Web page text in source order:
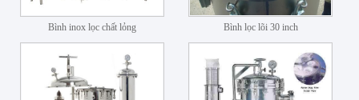
Bình inox lọc chất lỏng Bình lọc lõi 30 inch